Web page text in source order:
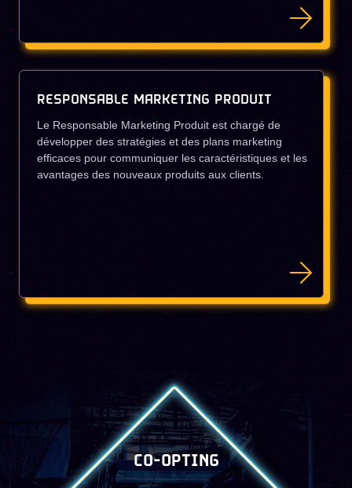
RESPONSABLE MARKETING PRODUIT
Le Responsable Marketing Produit est chargé de
développer des stratégies et des plans marketing
efficaces pour communiquer les caractéristiques et les
avantages des nouveaux produits aux clients.
CO-OPTING